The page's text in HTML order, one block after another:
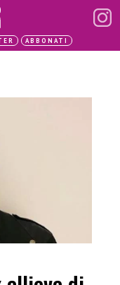
ABBONATI